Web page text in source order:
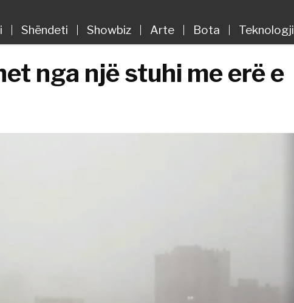
Shëndeti Showbiz Arte Bota Teknologji
nga një stuhi me erë e